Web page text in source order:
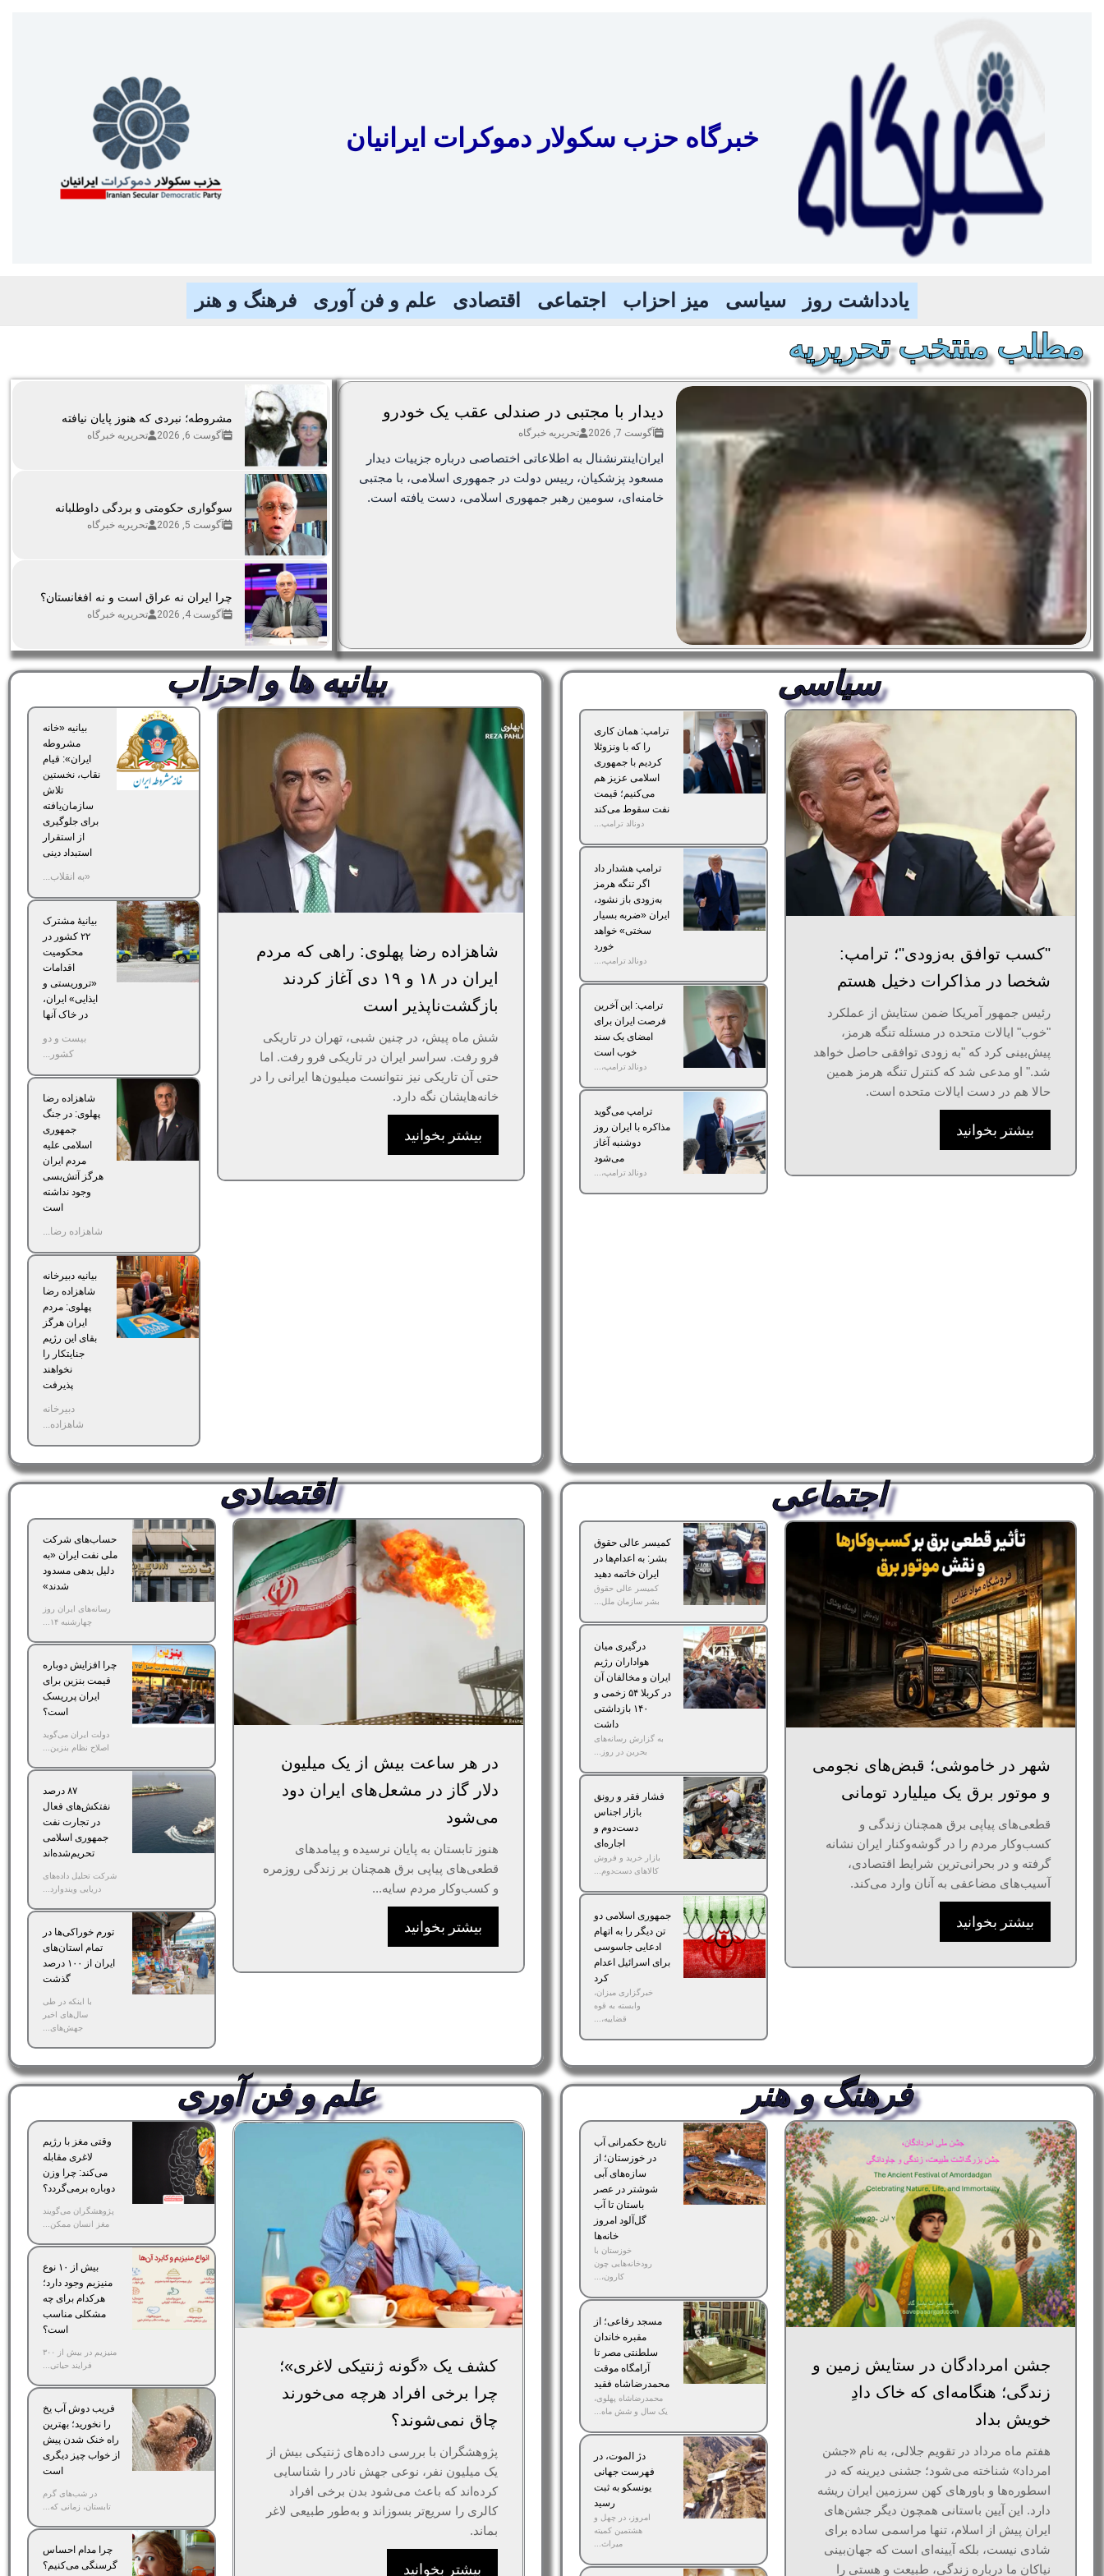
خبرگاه حزب سکولار دموکرات ایرانیان
یادداشت روز سیاسی میز احزاب اجتماعی اقتصادی علم و فن آوری فرهنگ و هنر
مطلب منتخب تحریریه
دیدار با مجتبی در صندلی عقب یک خودرو
آگوست 7, 2026 تحریریه خبرگاه
ایران‌اینترنشنال به اطلاعاتی اختصاصی درباره جزییات دیدار
مسعود پزشکیان، رییس دولت در جمهوری اسلامی، با مجتبی
خامنه‌ای، سومین رهبر جمهوری اسلامی، دست یافته است.
مشروطه؛ نبردی که هنوز پایان نیافته
آگوست 6, 2026 تحریریه خبرگاه
سوگواری حکومتی و بردگی داوطلبانه
آگوست 5, 2026 تحریریه خبرگاه
چرا ایران نه عراق است و نه افغانستان؟
آگوست 4, 2026 تحریریه خبرگاه
سیاسی
"کسب توافق به‌زودی"؛ ترامپ:
شخصا در مذاکرات دخیل هستم
رئیس جمهور آمریکا ضمن ستایش از عملکرد
"خوب" ایالات متحده در مسئله تنگه هرمز،
پیش‌بینی کرد که "به زودی توافقی حاصل خواهد
شد." او مدعی شد که کنترل تنگه هرمز همین
حالا هم در دست ایالات متحده است.
بیشتر بخوانید
ترامپ: همان کاری
را که با ونزوئلا
کردیم با جمهوری
اسلامی عزیز هم
می‌کنیم؛ قیمت
نفت سقوط می‌کند
دونالد ترامپ...
ترامپ هشدار داد
اگر تنگه هرمز
به‌زودی باز نشود،
ایران «ضربه بسیار
سختی» خواهد
خورد
دونالد ترامپ،...
ترامپ: این آخرین
فرصت ایران برای
امضای یک سند
خوب است
دونالد ترامپ،...
ترامپ می‌گوید
مذاکره با ایران روز
دوشنبه آغاز
می‌شود
دونالد ترامپ،...
بیانیه ها و احزاب
شاهزاده رضا پهلوی: راهی که مردم
ایران در ۱۸ و ۱۹ دی آغاز کردند
بازگشت‌ناپذیر است
شش ماه پیش، در چنین شبی، تهران در تاریکی
فرو رفت. سراسر ایران در تاریکی فرو رفت. اما
حتی آن تاریکی نیز نتوانست میلیون‌ها ایرانی را در
خانه‌هایشان نگه دارد.
بیشتر بخوانید
بیانیه «خانه
مشروطه
ایران»‌: قیام
نقاب، نخستین
تلاش
سازمان‌یافته
برای جلوگیری
از استقرار
استبداد دینی
«به انقلاب...
بیانیۀ مشترک
۲۲ کشور در
محکومیت
اقدامات
«تروریستی و
ایذایی» ایران،
در خاک آنها
بیست و دو
کشور...
شاهزاده رضا
پهلوی: در جنگ
جمهوری
اسلامی علیه
مردم ایران
هرگز آتش‌بسی
وجود نداشته
است
شاهزاده رضا...
بیانیه دبیرخانه
شاهزاده رضا
پهلوی: مردم
ایران هرگز
بقای این رژیم
جنایتکار را
نخواهند
پذیرفت
دبیرخانه
شاهزاده...
اجتماعی
شهر در خاموشی؛ قبض‌های نجومی
و موتور برق یک میلیارد تومانی
قطعی‌های پیاپی برق همچنان زندگی و
کسب‌وکار مردم را در گوشه‌وکنار ایران نشانه
گرفته و در بحرانی‌ترین شرایط اقتصادی،
آسیب‌های مضاعفی به آنان وارد می‌کند.
بیشتر بخوانید
کمیسر عالی حقوق
بشر: به اعدام‌ها در
ایران خاتمه دهید
کمیسر عالی حقوق
بشر سازمان ملل...
درگیری میان
هواداران رژیم
ایران و مخالفان آن
در کربلا ۵۴ زخمی و
۱۴۰ بازداشتی
داشت
به گزارش رسانه‌های
بحرین در روز...
فشار فقر و رونق
بازار اجناس
دست‌دوم و
اجاره‌ای
بازار خرید و فروش
کالاهای دست‌دوم...
جمهوری اسلامی دو
تن دیگر را به اتهام
ادعایی جاسوسی
برای اسرائیل اعدام
کرد
خبرگزاری میزان،
وابسته به قوه
قضاییه،...
اقتصادی
در هر ساعت بیش از یک میلیون
دلار گاز در مشعل‌های ایران دود
می‌شود
هنوز تابستان به پایان نرسیده و پیامدهای
قطعی‌های پیاپی برق همچنان بر زندگی روزمره
و کسب‌وکار مردم سایه...
بیشتر بخوانید
حساب‌های شرکت
ملی نفت ایران «به‌
دلیل بدهی مسدود
شدند»
رسانه‌های ایران روز
چهارشنبه ۱۴...
چرا افزایش دوباره
قیمت بنزین برای
ایران پرریسک
است؟
دولت ایران می‌گوید
اصلاح نظام بنزین...
۸۷ درصد
نفتکش‌های فعال
در تجارت نفت
جمهوری اسلامی
تحریم‌شده‌اند
شرکت تحلیل داده‌های
دریایی ویندوارد...
تورم خوراکی‌ها در
تمام استان‌های
ایران از ۱۰۰ درصد
گذشت
با اینکه در طی
سال‌های اخیر
جهش‌های...
فرهنگ و هنر
جشن امردادگان در ستایش زمین و
زندگی؛ هنگامه‌ای که خاک دادِ
خویش بداد
هفتم ماه مرداد در تقویم جلالی، به نام «جشن
امرداد» شناخته می‌شود؛ جشنی دیرینه که در
اسطوره‌ها و باورهای کهن سرزمین ایران ریشه
دارد. این آیین باستانی همچون دیگر جشن‌های
ایران پیش از اسلام، تنها مراسمی ساده برای
شادی نیست، بلکه آیینه‌ای‌ است که جهان‌بینی
نیاکان ما درباره زندگی، طبیعت و هستی را
تاریخ حکمرانی آب
در خوزستان؛ از
سازه‌های آبی
شوشتر در عصر
باستان تا آب
گل‌آلود امروز
خانه‌ها
خوزستان با
رودخانه‌هایی چون
کارون،...
مسجد رفاعی؛ از
مقبره خاندان
سلطنتی مصر تا
آرامگاه موقت
محمدرضاشاه فقید
محمدرضاشاه پهلوی،
یک سال و شش ماه...
دژ الموت، در
فهرست جهانی
یونسکو به ثبت
رسید
امروز، در چهل و
هشتمین کمیته
میراث...
علم و فن آوری
کشف یک «گونه ژنتیکی لاغری»؛
چرا برخی افراد هرچه می‌خورند
چاق نمی‌شوند؟
پژوهشگران با بررسی داده‌های ژنتیکی بیش از
یک میلیون نفر، نوعی جهش نادر را شناسایی
کرده‌اند که باعث می‌شود بدن برخی افراد
کالری را سریع‌تر بسوزاند و به‌طور طبیعی لاغر
بماند.
بیشتر بخوانید
وقتی مغز با رژیم
لاغری مقابله
می‌کند: چرا وزن
دوباره برمی‌گردد؟
پژوهشگران می‌گویند
مغز انسان ممکن...
بیش از ۱۰ نوع
منیزیم وجود دارد؛
هر‌کدام برای چه
مشکلی مناسب‌
است؟
منیزیم در بیش از ۳۰۰
فرایند حیاتی...
فریب دوش آب یخ
را نخورید؛ بهترین
راه خنک شدن پیش
از خواب چیز دیگری
است
در شب‌های گرم
تابستان، زمانی که...
چرا مدام احساس
گرسنگی می‌کنیم؟